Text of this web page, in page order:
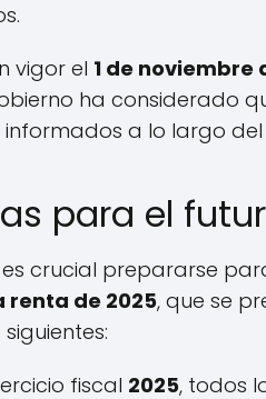
vigor el 1 de noviembre
ha considerado
informados a lo largo
para el
crucial prepararse
renta de 2025, que se
fiscal 2025, todos